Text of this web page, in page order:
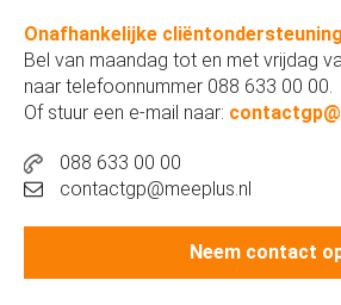
Onafhankelijke
Bel van maandag tot en met vrijdag
naar telefoonnummer 088 633 00 00.
Of stuur een e-mail naar:
088 633 00 00
contactgp@meeplus.nl
Neem contact